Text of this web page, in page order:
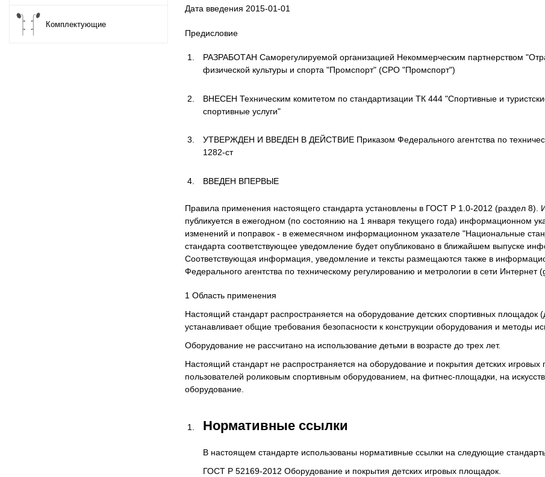
Благоустройство
детских площадок
Комплектующие
Дата введения 2015-01-01
Предисловие
РАЗРАБОТАН Саморегулируемой организацией Некоммерческим партнерством
физической культуры и спорта "Промспорт" (СРО "Промспорт")
ВНЕСЕН Техническим комитетом по стандартизации ТК 444 "Спортивные и
спортивные услуги"
УТВЕРЖДЕН И ВВЕДЕН В ДЕЙСТВИЕ Приказом Федерального агентства по
1282-ст
ВВЕДЕН ВПЕРВЫЕ
Правила применения настоящего стандарта установлены в ГОСТ Р 1.0-2012 (раздел
публикуется в ежегодном (по состоянию на 1 января текущего года) информационном
изменений и поправок - в ежемесячном информационном указателе "Национальные
стандарта соответствующее уведомление будет опубликовано в ближайшем выпуске
Соответствующая информация, уведомление и тексты размещаются также в
Федерального агентства по техническому регулированию и метрологии в сети Интернет
1 Область применения
Настоящий стандарт распространяется на оборудование детских спортивных
устанавливает общие требования безопасности к конструкции оборудования и методы
Оборудование не рассчитано на использование детьми в возрасте до трех лет.
Настоящий стандарт не распространяется на оборудование и покрытия детских
пользователей роликовым спортивным оборудованием, на фитнес-площадки, на
оборудование.
Нормативные ссылки
В настоящем стандарте использованы нормативные ссылки на следующие
ГОСТ Р 52169-2012 Оборудование и покрытия детских игровых площадок.